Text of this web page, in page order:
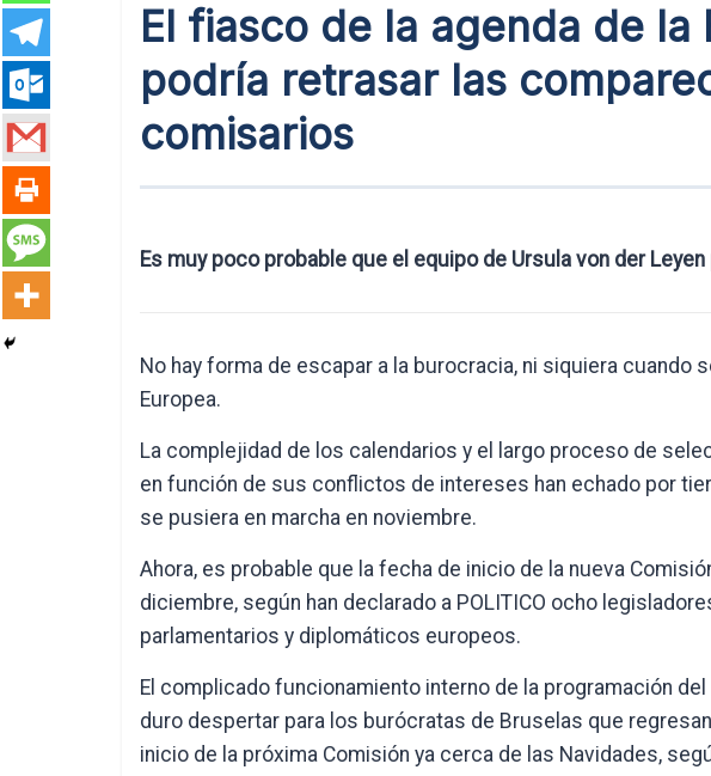
El fiasco de la agenda de la
podría retrasar las
comisarios
Es muy poco probable que el equipo de Ursula von der
No hay forma de escapar a la burocracia, ni siquiera cuando
Europea.
La complejidad de los calendarios y el largo proceso de
en función de sus conflictos de intereses han echado por
se pusiera en marcha en noviembre.
Ahora, es probable que la fecha de inicio de la nueva
diciembre, según han declarado a POLITICO ocho
parlamentarios y diplomáticos europeos.
El complicado funcionamiento interno de la programación
duro despertar para los burócratas de Bruselas que
inicio de la próxima Comisión ya cerca de las Navidades,